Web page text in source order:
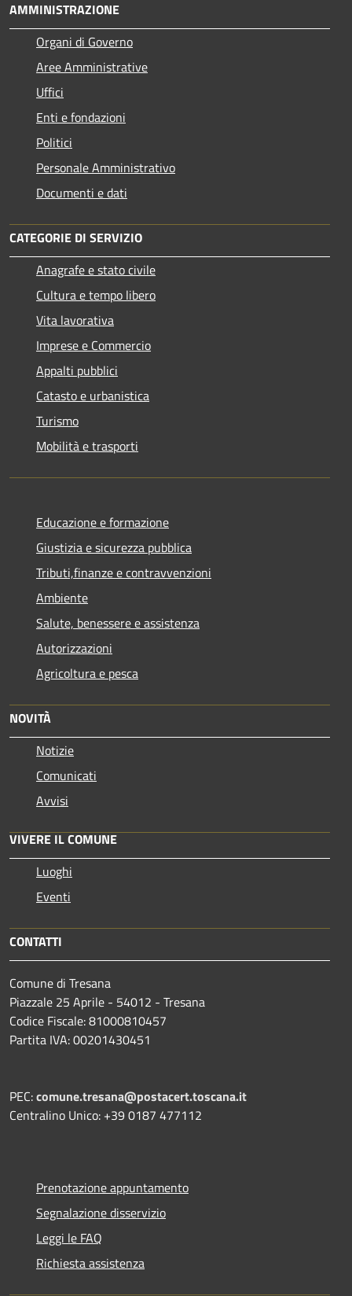
AMMINISTRAZIONE
Organi di Governo
Aree Amministrative
Uffici
Enti e fondazioni
Politici
Personale Amministrativo
Documenti e dati
CATEGORIE DI SERVIZIO
Anagrafe e stato civile
Cultura e tempo libero
Vita lavorativa
Imprese e Commercio
Appalti pubblici
Catasto e urbanistica
Turismo
Mobilità e trasporti
Educazione e formazione
Giustizia e sicurezza pubblica
Tributi,finanze e contravvenzioni
Ambiente
Salute, benessere e assistenza
Autorizzazioni
Agricoltura e pesca
NOVITÀ
Notizie
Comunicati
Avvisi
VIVERE IL COMUNE
Luoghi
Eventi
CONTATTI
Comune di Tresana
Piazzale 25 Aprile - 54012 - Tresana
Codice Fiscale: 81000810457
Partita IVA: 00201430451
PEC:comune.tresana@postacert.toscana.it
Centralino Unico: +39 0187 477112
Prenotazione appuntamento
Segnalazione disservizio
Leggi le FAQ
Richiesta assistenza